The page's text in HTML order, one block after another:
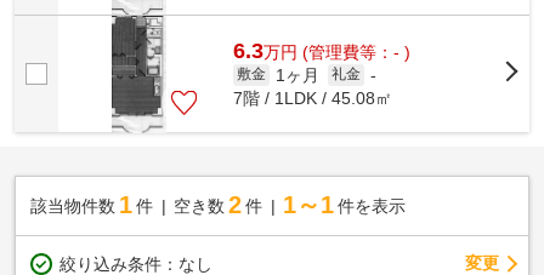
6.3万円 (管理費等：- )
敷金 1ヶ月 礼金 -
7階 / 1LDK / 45.08㎡
該当物件数 1件 空き数 2 件 1～1 件を表示
絞り込み条件： なし 変更